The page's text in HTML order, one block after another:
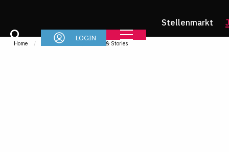
Stellenmarkt
LOGIN
Home Jurastudium News & Stories